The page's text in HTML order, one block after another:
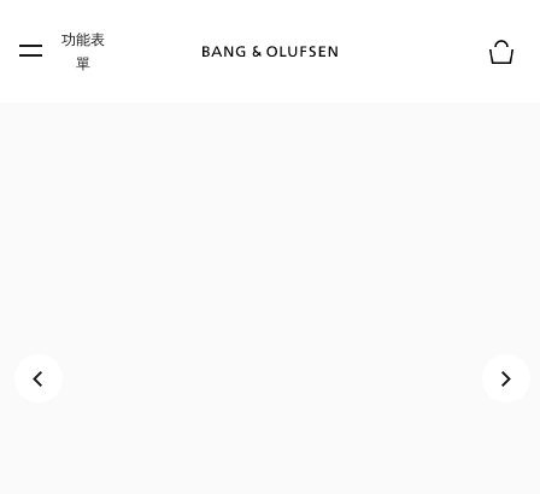
Skip to main footer
功能表
單